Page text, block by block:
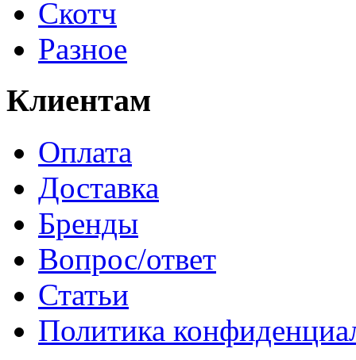
Скотч
Разное
Клиентам
Оплата
Доставка
Бренды
Вопрос/ответ
Статьи
Политика